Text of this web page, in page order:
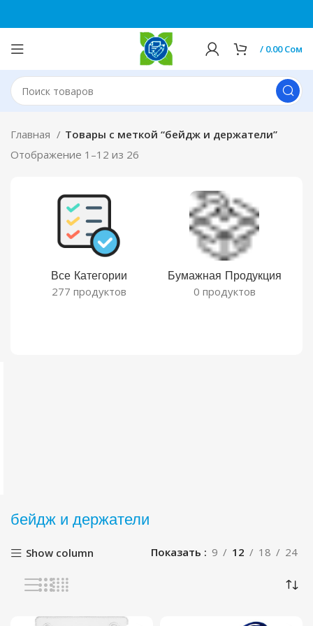
/ 0.00Сом
Главная
Товары с меткой “бейдж и держатели”
Отображение 1–12 из 26
Все Категории
277 продуктов
Бумажная Продукция
0 продуктов
бейдж и держатели
Show column Показать 9 12 18 24